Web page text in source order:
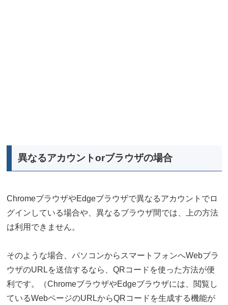
異なるアカウントorブラウザの場合
ChromeブラウザやEdgeブラウザで異なるアカウントでロ
グインしている場合や、異なるブラウザ間では、上の方法
は利用できません。
そのような場合、パソコンからスマートフォンへWebブラ
ウザのURLを送信するなら、QRコードを使った方法が便
利です。（ChromeブラウザやEdgeブラウザには、閲覧し
ているWebページのURLからQRコードを生成する機能が